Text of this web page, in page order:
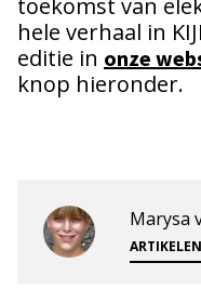
toekomst van
hele verhaal in
editie in onze
knop hieronder.
Marysa